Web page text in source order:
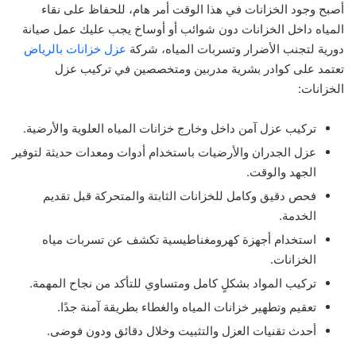
أصبح وجود الخزانات في هذا الوقت أمر هام، للحفاظ على نقاء
المياه داخل الخزانات دون شوائب أو أوساخ يجب عليك عمل صيانة
دورية لتجنب الأضرار وتسربات المياه، شركة عزل خزانات بالرياض
تعتمد على كوادر بشرية مدربين ومتخصصين في تركيب عزل
الخزانات:
تركيب عزل آمن داخل وخارج خزانات المياه العلوية والأرضية.
عزل الجدران والأرضيات باستخدام أدوات ومعدات حديثة لتوفير
الجهد والوقت.
فحص دقيق وكامل للخزانات الثابتة والمتحركة قبل تقديم
الخدمة.
استخدام أجهزة كهرومغناطيسية تكشف عن تسربات مياه
الخزانات.
تركيب المواد بشكلٍ كامل ومتساوي للتأكد من نجاح المهمة.
تعقيم وتطهير خزانات المياه والغطاء بطريقة آمنة جدًا.
أحدث تقنيات العزل والتثبيت وخلال دقائق ودون فوضى.